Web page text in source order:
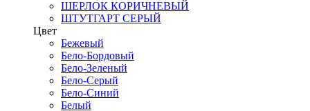
ШЕРЛОК КОРИЧНЕВЫЙ
ШТУТГАРТ СЕРЫЙ
Цвет
Бежевый
Бело-Бордовый
Бело-Зеленый
Бело-Серый
Бело-Синий
Белый